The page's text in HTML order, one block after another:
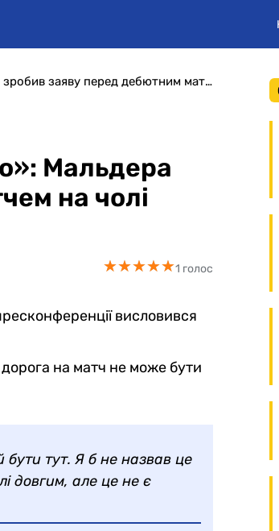
«Я був дуже пов’язаний з Україною»: Мальдера зробив заяву перед дебютним матчем на чолі збірної
Мальдера
на чолі
★★★★★
★★★★★1 голос
висловився
на матч не може бути
бути тут. Я б не назвав це
довгим, але це не є